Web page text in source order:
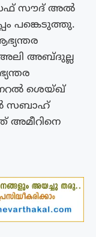
സൗദ് അൽ
പങ്കെടുത്തു.
അബ്ദുല്ല
ശെയ്ഖ്
സബാഹ്
അമീറിനെ